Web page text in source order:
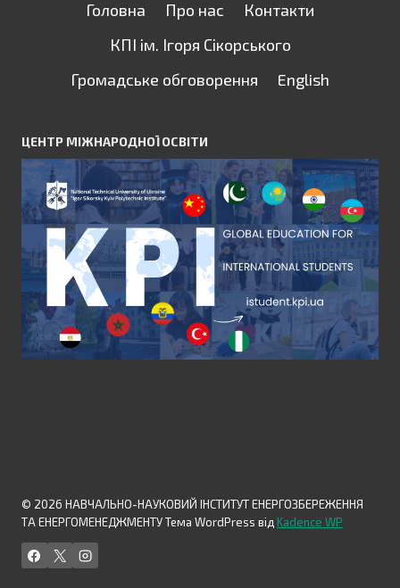
Головна Про нас
Контакти
КПІ ім. Ігоря Сікорського
Громадське обговорення
English
ЦЕНТР МІЖНАРОДНОЇ ОСВІТИ
© 2026 НАВЧАЛЬНО-НАУКОВИЙ ІНСТИТУТ ЕНЕРГОЗБЕРЕЖЕННЯ
ТА ЕНЕРГОМЕНЕДЖМЕНТУ Тема WordPress від Kadence WP